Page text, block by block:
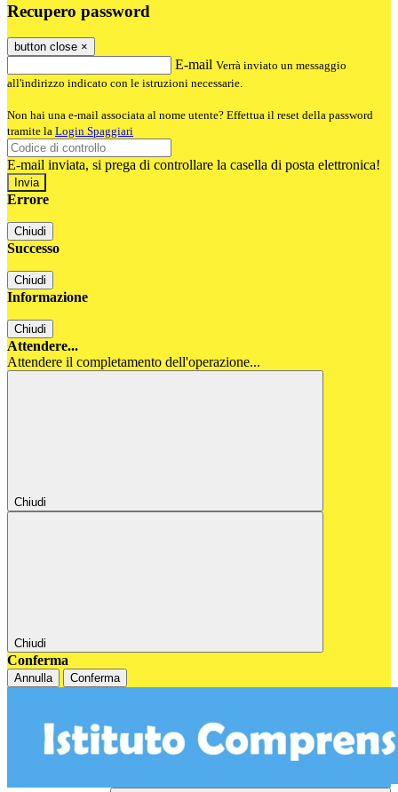
Recupero password
button close ×
E-mail Verrà inviato un messaggio
all'indirizzo indicato con le istruzioni necessarie.
Non hai una e-mail associata al nome utente? Effettua il reset della password
tramite la Login Spaggiari
E-mail inviata, si prega di controllare la casella di posta elettronica!
Errore
Chiudi
Successo
Chiudi
Informazione
Chiudi
Attendere...
Attendere il completamento dell'operazione...
Chiudi
Chiudi
Conferma
Annulla Conferma